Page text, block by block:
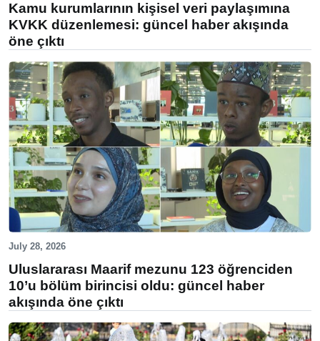
Kamu kurumlarının kişisel veri paylaşımına
KVKK düzenlemesi: güncel haber akışında
öne çıktı
July 28, 2026
Uluslararası Maarif mezunu 123 öğrenciden
10’u bölüm birincisi oldu: güncel haber
akışında öne çıktı